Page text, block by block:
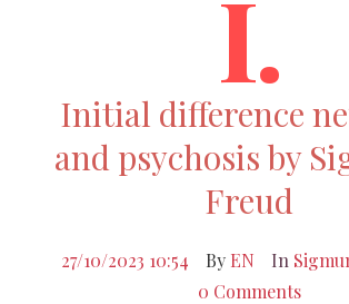
I.
Initial difference
and psychosis by
Freud
27/10/2023 10:54 By EN In
0 Comments